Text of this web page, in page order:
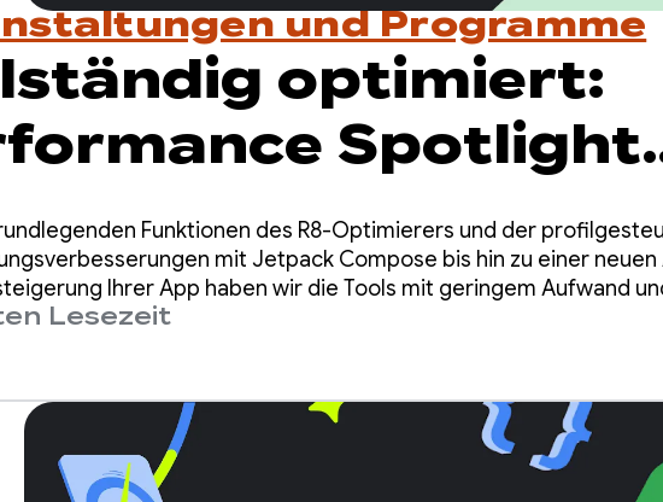
und Programme
optimiert:
Spotlight
geht zu Ende
Funktionen des R8-Optimierers und der
mit Jetpack Compose bis hin zu einer
Ihrer App haben wir die Tools mit geringem Aufwand
Sie zum Entwickeln einer leistungsstarken App benötigen.
Lesezeit